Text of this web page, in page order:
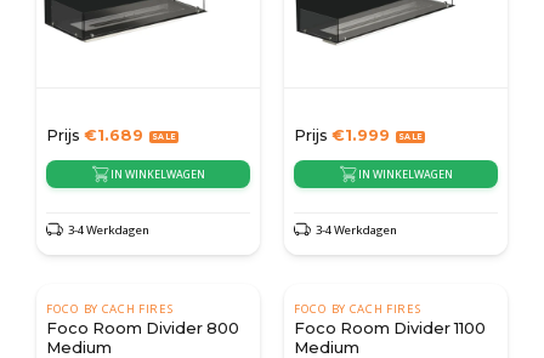
Prijs €1.689
IN WINKELWAGEN
3-4 Werkdagen
Prijs €1.999
IN WINKELWAGEN
3-4 Werkdagen
FOCO BY CACH FIRES
Foco Room Divider 800
Medium
FOCO BY CACH FIRES
Foco Room Divider 1100
Medium